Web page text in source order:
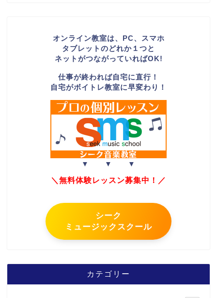
オンライン教室は、PC、スマホ
タブレットのどれか１つと
ネットがつながっていればOK!
仕事が終われば自宅に直行！
自宅がボイトレ教室に早変わり！
▼ ▼ ▼
＼無料体験レッスン募集中！／
シーク
ミュージックスクール
カテゴリー